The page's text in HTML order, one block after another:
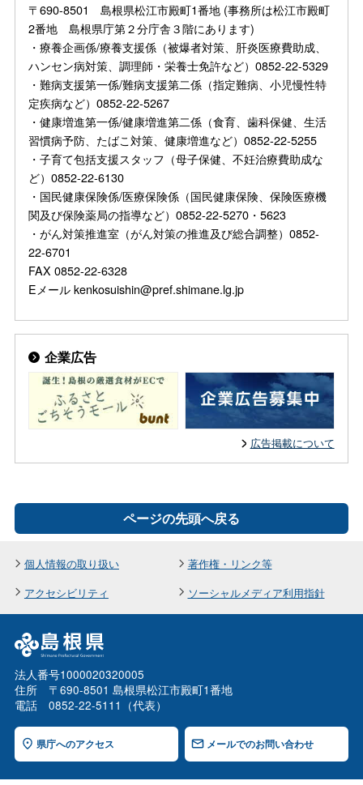
〒690-8501 島根県松江市殿町1番地 (事務所は松江市殿町
2番地 島根県庁第２分庁舎３階にあります)
・療養企画係/療養支援係（被爆者対策、肝炎医療費助成、
ハンセン病対策、調理師・栄養士免許など）0852-22-5329
・難病支援第一係/難病支援第二係（指定難病、小児慢性特
定疾病など）0852-22-5267
・健康増進第一係/健康増進第二係（食育、歯科保健、生活
習慣病予防、たばこ対策、健康増進など）0852-22-5255
・子育て包括支援スタッフ（母子保健、不妊治療費助成な
ど）0852-22-6130
・国民健康保険係/医療保険係（国民健康保険、保険医療機
関及び保険薬局の指導など）0852-22-5270・5623
・がん対策推進室（がん対策の推進及び総合調整）0852-
22-6701
FAX 0852-22-6328
Eメール kenkosuishin@pref.shimane.lg.jp
企業広告
広告掲載について
ページの先頭へ戻る
個人情報の取り扱い
著作権・リンク等
アクセシビリティ
ソーシャルメディア利用指針
法人番号1000020320005
住所 〒690-8501 島根県松江市殿町1番地
電話 0852-22-5111（代表）
県庁へのアクセス メールでのお問い合わせ